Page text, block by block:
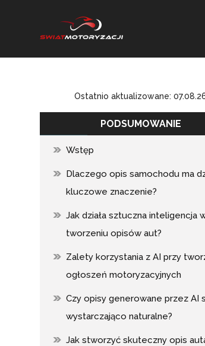
Ostatnio aktualizowane:
PODSUMOWANIE
Wstęp
Dlaczego opis samochodu ma
kluczowe znaczenie?
Jak działa sztuczna inteligencja
tworzeniu opisów aut?
Zalety korzystania z AI przy
ogłoszeń motoryzacyjnych
Czy opisy generowane przez AI
wystarczająco naturalne?
Jak stworzyć skuteczny opis